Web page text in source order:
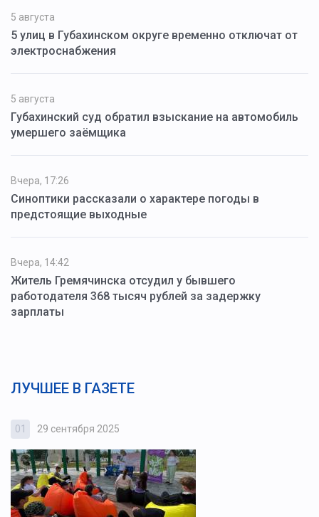
5 августа
5 улиц в Губахинском округе временно отключат от
электроснабжения
5 августа
Губахинский суд обратил взыскание на автомобиль
умершего заёмщика
Вчера, 17:26
Синоптики рассказали о характере погоды в
предстоящие выходные
Вчера, 14:42
Житель Гремячинска отсудил у бывшего
работодателя 368 тысяч рублей за задержку
зарплаты
ЛУЧШЕЕ В ГАЗЕТЕ
01 29 сентября 2025